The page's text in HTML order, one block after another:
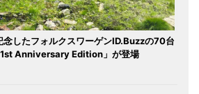
念したフォルクスワーゲンID.Buzzの70台
1st Anniversary Edition」が登場